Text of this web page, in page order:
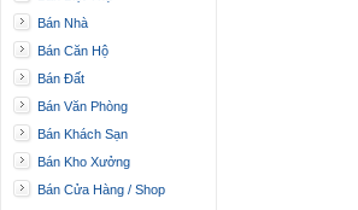
Bán Nhà
Bán Căn Hộ
Bán Đất
Bán Văn Phòng
Bán Khách Sạn
Bán Kho Xưởng
Bán Cửa Hàng / Shop